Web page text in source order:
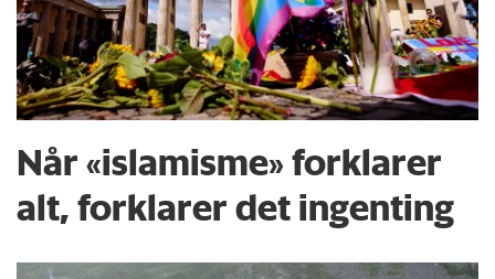
Når «islamisme» forklarer
alt, forklarer det ingenting